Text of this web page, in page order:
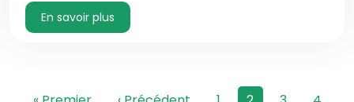
En savoir plus